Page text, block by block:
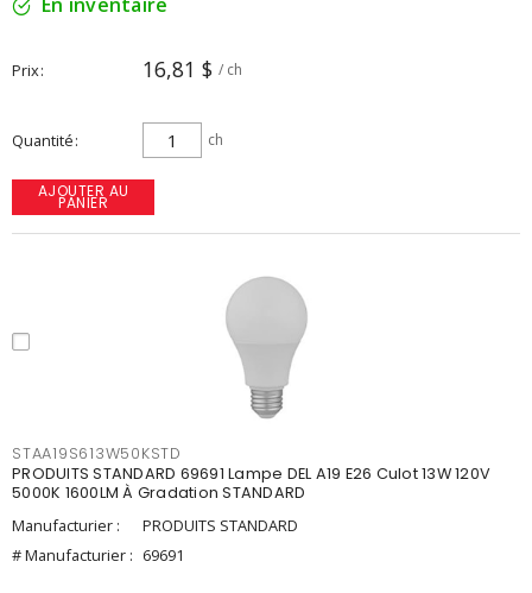
Prix 16,81 $ / ch
Quantité ch
AJOUTER AU
PANIER
STAA19S613W50KSTD
PRODUITS STANDARD 69691 Lampe DEL A19 E26 Culot 13W 120V
5000K 1600LM À Gradation STANDARD
Manufacturier :
PRODUITS STANDARD
# Manufacturier : 69691